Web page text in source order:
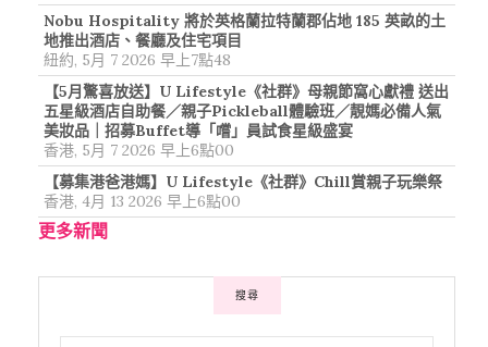
Nobu Hospitality 將於英格蘭拉特蘭郡佔地 185 英畝的土
地推出酒店、餐廳及住宅項目
紐約, 5月 7 2026 早上7點48
【5月驚喜放送】U Lifestyle《社群》母親節窩心獻禮 送出
五星級酒店自助餐／親子Pickleball體驗班／靚媽必備人氣
美妝品｜招募Buffet導「嚐」員試食星級盛宴
香港, 5月 7 2026 早上6點00
【募集港爸港媽】U Lifestyle《社群》Chill賞親子玩樂祭
香港, 4月 13 2026 早上6點00
更多新聞
搜尋